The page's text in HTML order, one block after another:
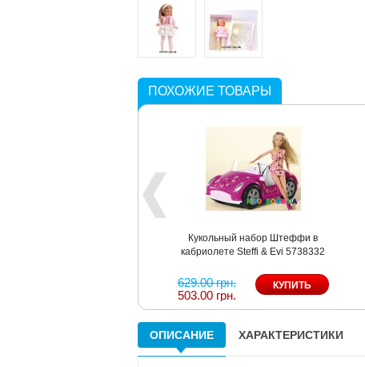
ПОХОЖИЕ ТОВАРЫ
Кукольный набор Штеффи в
кабриолете Steffi & Evi 5738332
629.00 грн.
503.00 грн.
ОПИСАНИЕ ХАРАКТЕРИСТИКИ